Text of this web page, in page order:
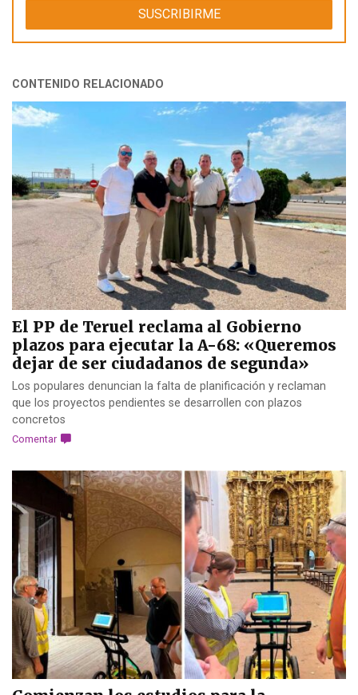
CONTENIDO RELACIONADO
El PP de Teruel reclama al Gobierno
plazos para ejecutar la A-68: «Queremos
dejar de ser ciudadanos de segunda»
Los populares denuncian la falta de planificación y reclaman
que los proyectos pendientes se desarrollen con plazos
concretos
Comentar